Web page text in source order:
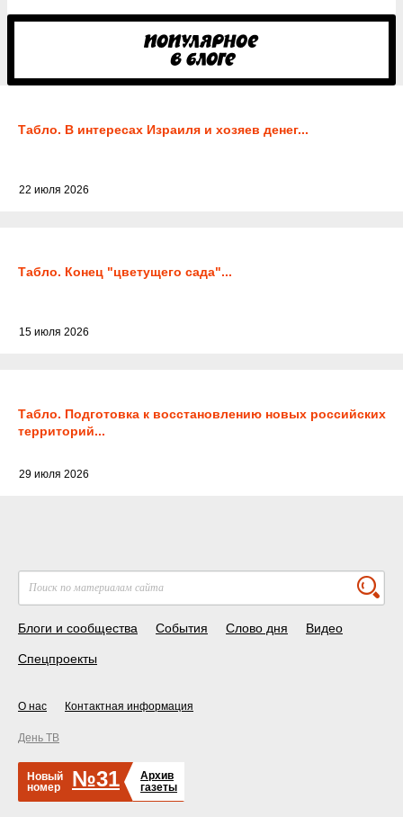
Табло. В интересах Израиля и хозяев денег...
22 июля 2026
Табло. Конец "цветущего сада"...
15 июля 2026
Табло. Подготовка к восстановлению новых российских
территорий...
29 июля 2026
Блоги и сообщества События Слово дня Видео
Спецпроекты
О нас Контактная информация
День ТВ
Новый
номер
№31
Архив
газеты